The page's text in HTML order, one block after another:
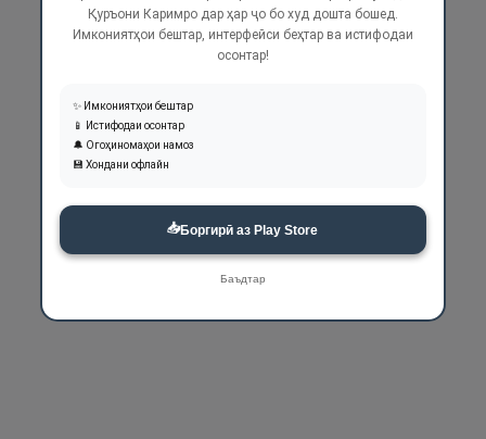
Қуръони Каримро дар ҳар ҷо бо худ дошта бошед.
Имкониятҳои бештар, интерфейси беҳтар ва истифодаи
осонтар!
✨ Имкониятҳои бештар
📱 Истифодаи осонтар
🔔 Огоҳиномаҳои намоз
💾 Хондани офлайн
📥Боргирӣ аз Play Store
Баъдтар